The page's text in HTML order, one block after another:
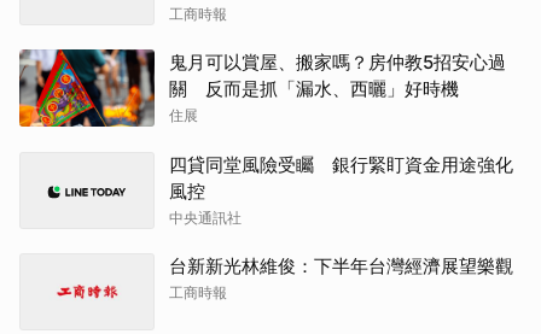
工商時報
鬼月可以賞屋、搬家嗎？房仲教5招安心過
關 反而是抓「漏水、西曬」好時機
住展
四貸同堂風險受矚 銀行緊盯資金用途強化
風控
中央通訊社
台新新光林維俊：下半年台灣經濟展望樂觀
工商時報